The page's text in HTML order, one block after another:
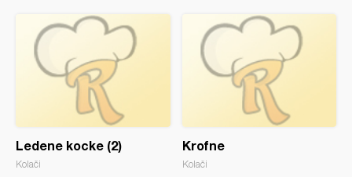
Ledene kocke (2)
Kolači
Krofne
Kolači